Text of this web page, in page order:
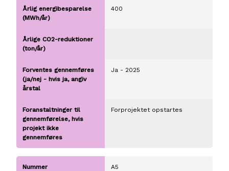
400
Ja - 2025
Forprojektet opstartes
A5